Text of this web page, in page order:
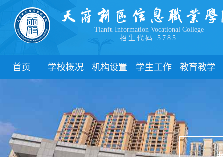
Tianfu Information Vocational College
招生代码:5785
首页 学校概况
学院领导
办学理念
办学特色
校园风貌
机构设置
职能部门
学生工作
新闻动态
团委
管理制度
学生风采
教育教学
教学制度
教学通知
教学动态